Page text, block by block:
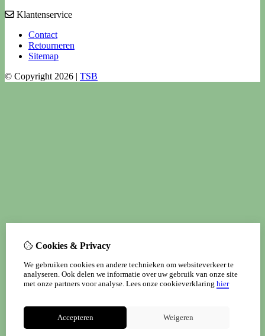
Klantenservice
Contact
Retourneren
Sitemap
© Copyright 2026 | TSB
Cookies & Privacy
We gebruiken cookies en andere technieken om websiteverkeer te
analyseren. Ook delen we informatie over uw gebruik van onze site
met onze partners voor analyse. Lees onze cookieverklaring hier
Accepteren Weigeren